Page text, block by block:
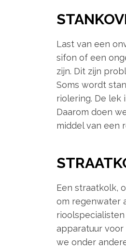
Last van een
sifon of een
zijn. Dit zijn
Soms wordt
riolering. De lek
Daarom doen
middel van een
Een straatkolk,
om regenwater
apparatuur
we onder